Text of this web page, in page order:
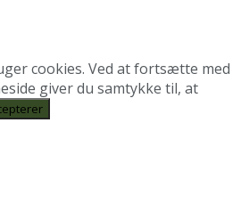
cookies. Ved at fortsætte med
giver du samtykke til, at